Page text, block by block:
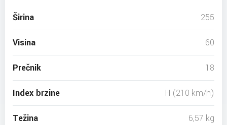
Širina 255
Visina 60
Prečnik 18
Index brzine H (210 km/h)
Težina 6,57 kg